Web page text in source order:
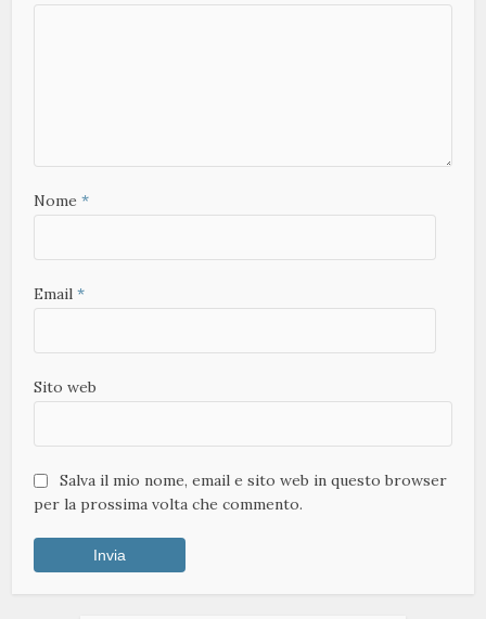
Nome*
Email*
Sito web
Salva il mio nome, email e sito web in questo browser
per la prossima volta che commento.